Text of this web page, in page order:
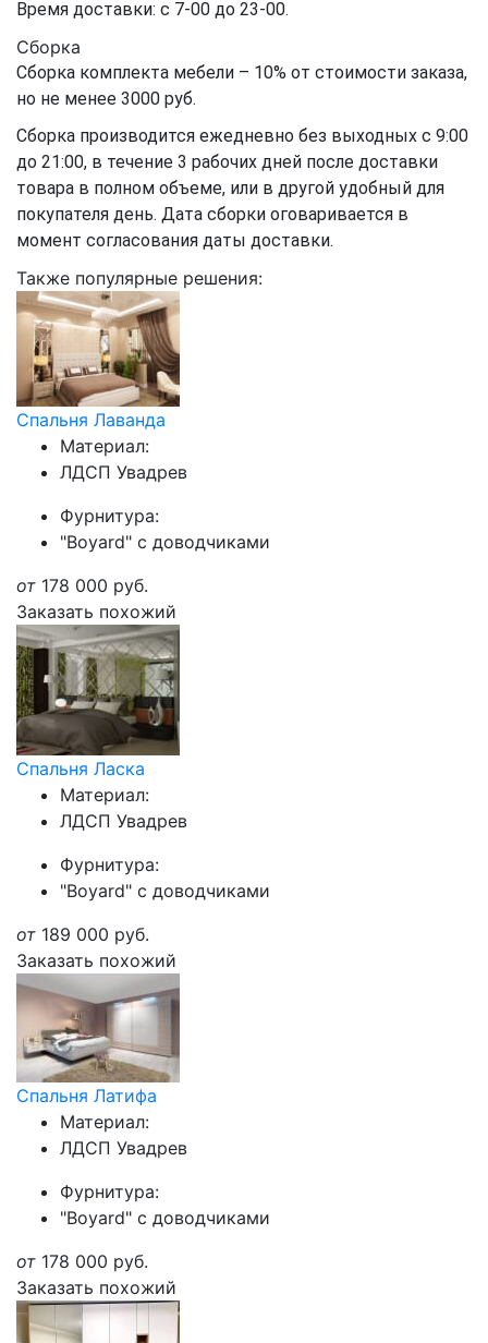
Время доставки: с 7-00 до 23-00.
Сборка
Сборка комплекта мебели – 10% от стоимости заказа,
но не менее 3000 руб.
Сборка производится ежедневно без выходных с 9:00
до 21:00, в течение 3 рабочих дней после доставки
товара в полном объеме, или в другой удобный для
покупателя день. Дата сборки оговаривается в
момент согласования даты доставки.
Также популярные решения:
Спальня Лаванда
Материал:
ЛДСП Увадрев
Фурнитура:
"Boyard" с доводчиками
от 178 000 руб.
Заказать похожий
Спальня Ласка
Материал:
ЛДСП Увадрев
Фурнитура:
"Boyard" с доводчиками
от 189 000 руб.
Заказать похожий
Спальня Латифа
Материал:
ЛДСП Увадрев
Фурнитура:
"Boyard" с доводчиками
от 178 000 руб.
Заказать похожий